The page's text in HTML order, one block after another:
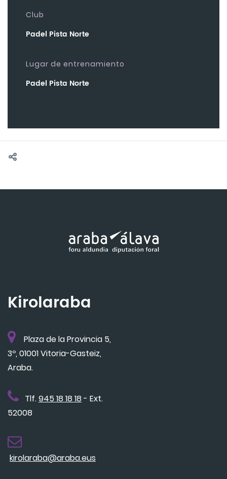
Club
Padel Pista Norte
Lugar de entrenamiento
Padel Pista Norte
Kirolaraba
Plaza de la Provincia 5,
3º, 01001 Vitoria-Gasteiz,
Araba.
Tlf.945 18 18 18 - Ext.
52008
kirolaraba@araba.eus